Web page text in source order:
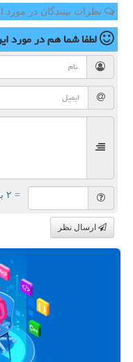
نظرات بینندگان در
لطفا شما همدر مورد
= ۲ بعلاوه ۴
ارسال نظر